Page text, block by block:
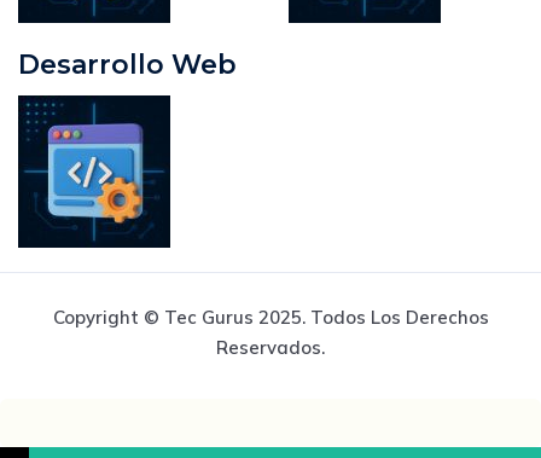
Desarrollo Web
Copyright © Tec Gurus 2025. Todos Los Derechos
Reservados.